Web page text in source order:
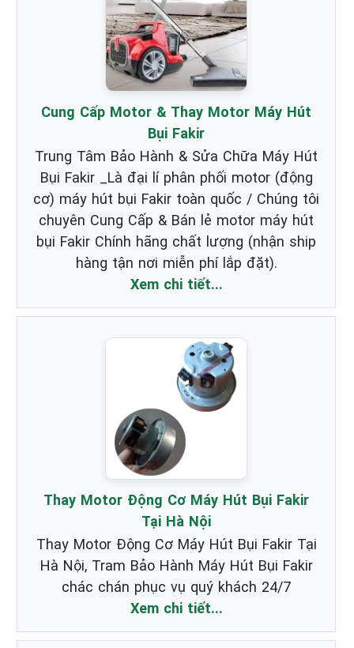
Cung Cấp Motor & Thay Motor Máy Hút
Bụi Fakir
Trung Tâm Bảo Hành & Sửa Chữa Máy Hút
Bụi Fakir _Là đại lí phân phối motor (động
cơ) máy hút bụi Fakir toàn quốc / Chúng tôi
chuyên Cung Cấp & Bán lẻ motor máy hút
bụi Fakir Chính hãng chất lượng (nhận ship
hàng tận nơi miễn phí lắp đặt).
Xem chi tiết...
Thay Motor Động Cơ Máy Hút Bụi Fakir
Tại Hà Nội
Thay Motor Động Cơ Máy Hút Bụi Fakir Tại
Hà Nội, Tram Bảo Hành Máy Hút Bụi Fakir
chác chán phục vụ quý khách 24/7
Xem chi tiết...